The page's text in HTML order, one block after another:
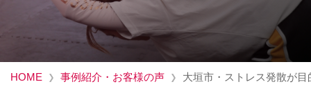
HOME 事例紹介・お客様の声 大垣市・ストレス発散が